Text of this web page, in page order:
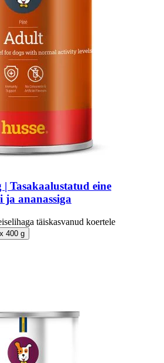
Tasakaalustatud eine
ja ananassiga
täiskasvanud koertele
400 g